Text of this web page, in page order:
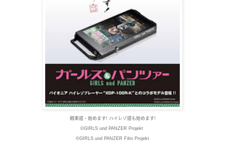
戦車道、始めます! ハイレゾ道も始めます!
©GIRLS und PANZER Projekt
©GIRLS und PANZER Film Projekt